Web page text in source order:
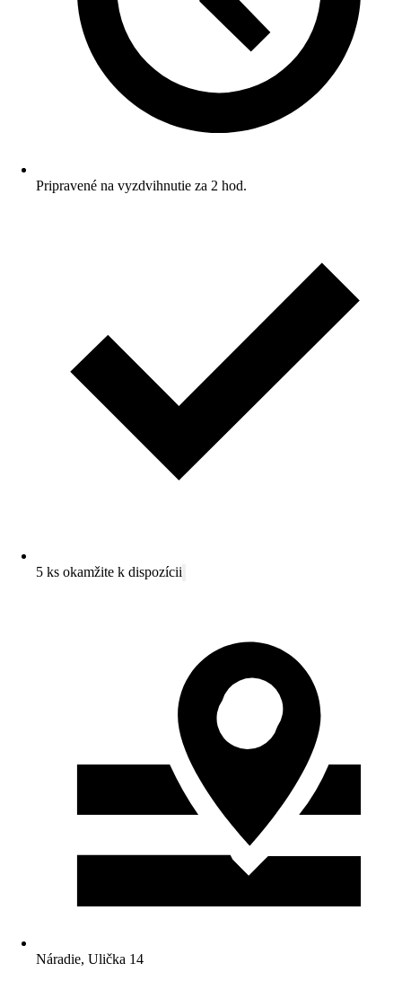
Pripravené na vyzdvihnutie za 2 hod.
5 ks okamžite k dispozícii
Náradie, Ulička 14